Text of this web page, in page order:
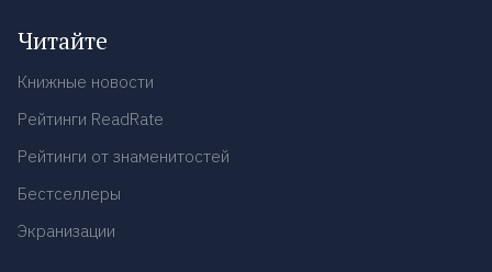
Читайте
Книжные новости
Рейтинги ReadRate
Рейтинги от знаменитостей
Бестселлеры
Экранизации